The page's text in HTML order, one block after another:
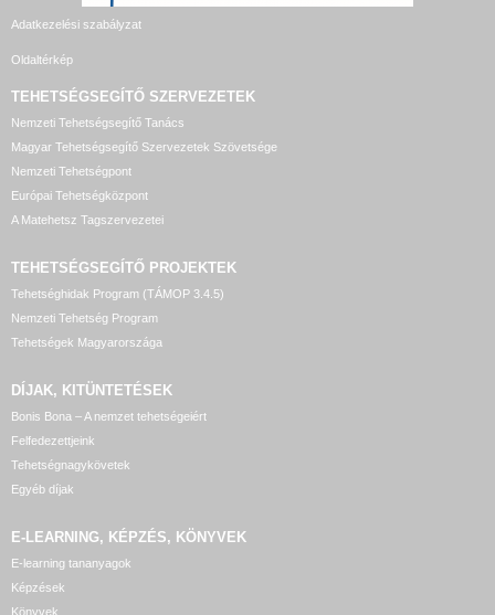
Adatkezelési szabályzat
Oldaltérkép
TEHETSÉGSEGÍTŐ SZERVEZETEK
Nemzeti Tehetségsegítő Tanács
Magyar Tehetségsegítő Szervezetek Szövetsége
Nemzeti Tehetségpont
Európai Tehetségközpont
A Matehetsz Tagszervezetei
TEHETSÉGSEGÍTŐ PROJEKTEK
Tehetséghidak Program (TÁMOP 3.4.5)
Nemzeti Tehetség Program
Tehetségek Magyarországa
DÍJAK, KITÜNTETÉSEK
Bonis Bona – A nemzet tehetségeiért
Felfedezettjeink
Tehetségnagykövetek
Egyéb díjak
E-LEARNING, KÉPZÉS, KÖNYVEK
E-learning tananyagok
Képzések
Könyvek